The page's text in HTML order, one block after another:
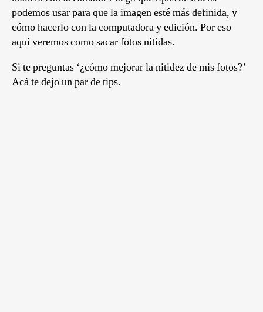
podemos usar para que la imagen esté más definida, y
cómo hacerlo con la computadora y edición. Por eso
aquí veremos como sacar fotos nítidas.
Si te preguntas ‘¿cómo mejorar la nitidez de mis fotos?’
Acá te dejo un par de tips.